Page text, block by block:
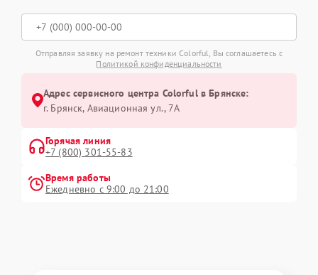
Отправляя заявку на ремонт техники Colorful, Вы соглашаетесь с
Политикой конфиденциальности
Адрес сервисного центра Colorful в Брянске:
г. Брянск, Авиационная ул., 7А
Горячая линия
+7 (800) 301-55-83
Время работы
Ежедневно с 9:00 до 21:00